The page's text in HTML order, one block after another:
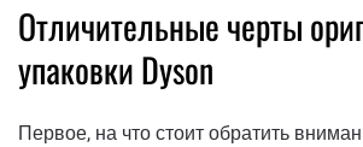
Отличительные черты
упаковки Dyson
Первое, на что стоит обратить